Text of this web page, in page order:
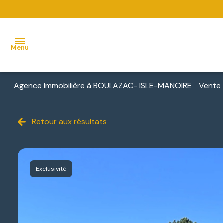
Menu
VENTES
MAISONS
APPARTEMENTS
TERRAINS
VENDUS
IMMOBILIER
VENTES
LOCATIONS
NOUS
NOUS
CONTACTER
Agence Immobilière à BOULAZAC- ISLE-MANOIRE Vente
Retour aux résultats
Exclusivité